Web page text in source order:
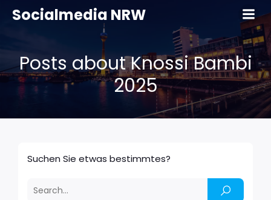
Socialmedia NRW
Posts about Knossi Bambi
2025
Suchen Sie etwas bestimmtes?